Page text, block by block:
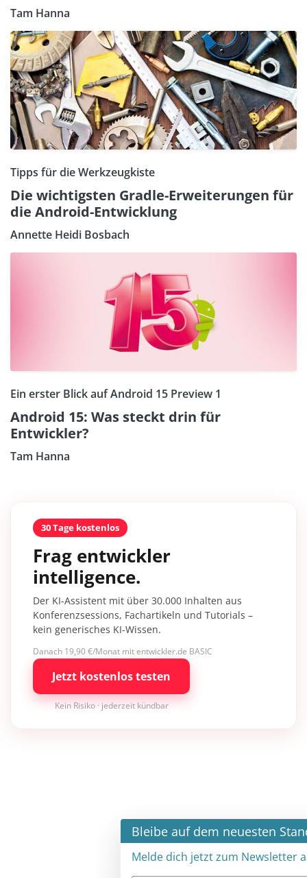
Tam Hanna
Tipps für die Werkzeugkiste
Die wichtigsten Gradle-Erweiterungen für
die Android-Entwicklung
Annette Heidi Bosbach
Ein erster Blick auf Android 15 Preview 1
Android 15: Was steckt drin für
Entwickler?
Tam Hanna
30 Tage kostenlos
Frag entwickler
intelligence.
Der KI-Assistent mit über 30.000 Inhalten aus
Konferenzsessions, Fachartikeln und Tutorials –
kein generisches KI-Wissen.
Danach 19,90 €/Monat mit entwickler.de BASIC
Jetzt kostenlos testen
Kein Risiko · jederzeit kündbar
Bleibe auf dem neuesten Stand ×
Melde dich jetzt zum Newsletter an: